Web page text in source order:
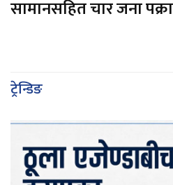
सामानसहित चार जना
ट्रेन्डिङ